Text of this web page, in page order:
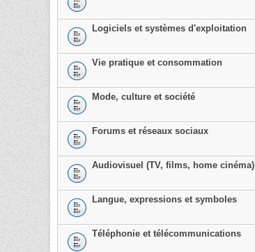
Logiciels et systèmes d'exploitation
Vie pratique et consommation
Mode, culture et société
Forums et réseaux sociaux
Audiovisuel (TV, films, home cinéma)
Langue, expressions et symboles
Téléphonie et télécommunications